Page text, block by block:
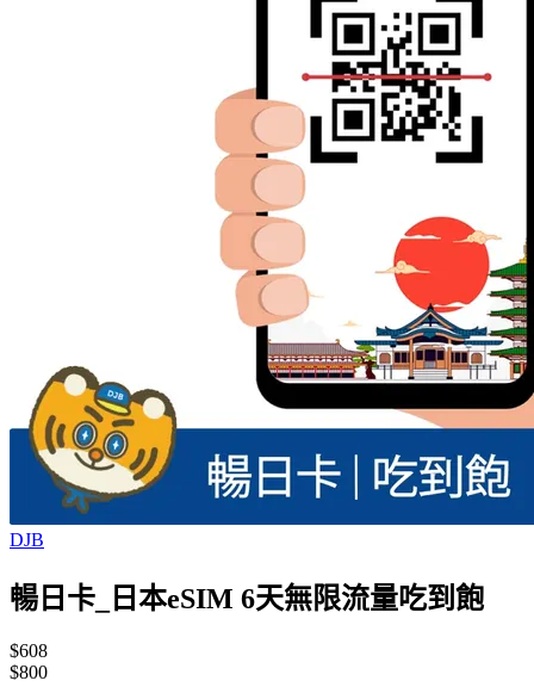
DJB
暢日卡_日本eSIM 6天無限流量吃到飽
$608
$800